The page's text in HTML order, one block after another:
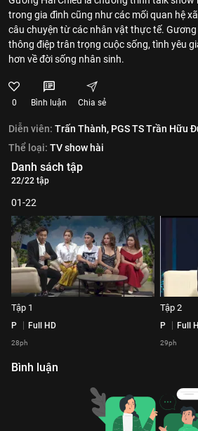
trong gia đình cũng như các mối quan hệ
câu chuyện từ các nhân vật thực tế. Gương
thông điệp trân trọng cuộc sống, tình yêu
hơn về đời sống nhân sinh.
0 Bình luận Chia sẻ
Diễn viên: Trấn Thành, PGS TS Trần Hữu
Thể loại: TV show hài
Danh sách tập
22/22 tập
01-22
Tập 1
P Full HD
28ph
Tập 2
P Full
29ph
Bình luận